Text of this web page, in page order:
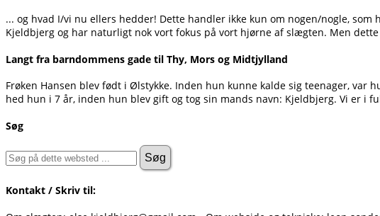
... og hvad I/vi nu ellers hedder! Dette handler ikke kun om nogen/nogle,
Kjeldbjerg og har naturligt nok vort fokus på vort hjørne af slægten. Men
Langt fra barndommens gade til Thy, Mors og Midtjylland
Frøken Hansen blev født i Ølstykke. Inden hun kunne kalde sig teenager,
hed hun i 7 år, inden hun blev gift og tog sin mands navn: Kjeldbjerg. Vi er i
Søg
Kontakt / Skriv til: